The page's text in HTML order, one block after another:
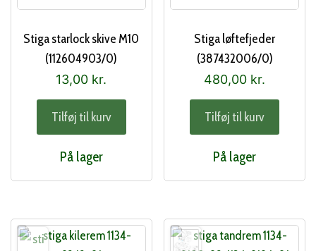
Stiga starlock skive M10
(112604903/0)
13,00 kr.
Tilføj til kurv
På lager
Stiga løftefjeder
(387432006/0)
480,00 kr.
Tilføj til kurv
På lager